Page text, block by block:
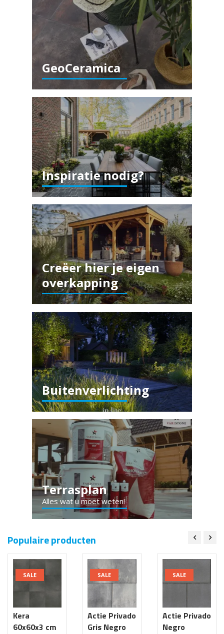
GeoCeramica
Inspiratie nodig?
Creëer hier je eigen
overkapping
Buitenverlichting
Terrasplan
Alles wat u moet weten!
Populaire producten
Kera
60x60x3 cm
SALE
Actie Privado
Gris Negro
SALE
Actie Privado
Negro
SALE